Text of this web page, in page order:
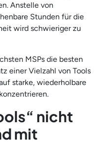
Anstelle von
Stunden für die
wird schwieriger zu
MSPs die besten
einer Vielzahl von Tools
starke, wiederholbare
nicht
mit